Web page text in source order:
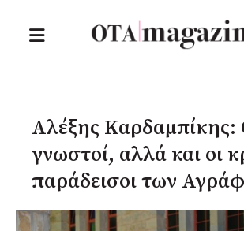
Αλέξης Καρδαμπίκης:
γνωστοί, αλλά και οι
παράδεισοι των